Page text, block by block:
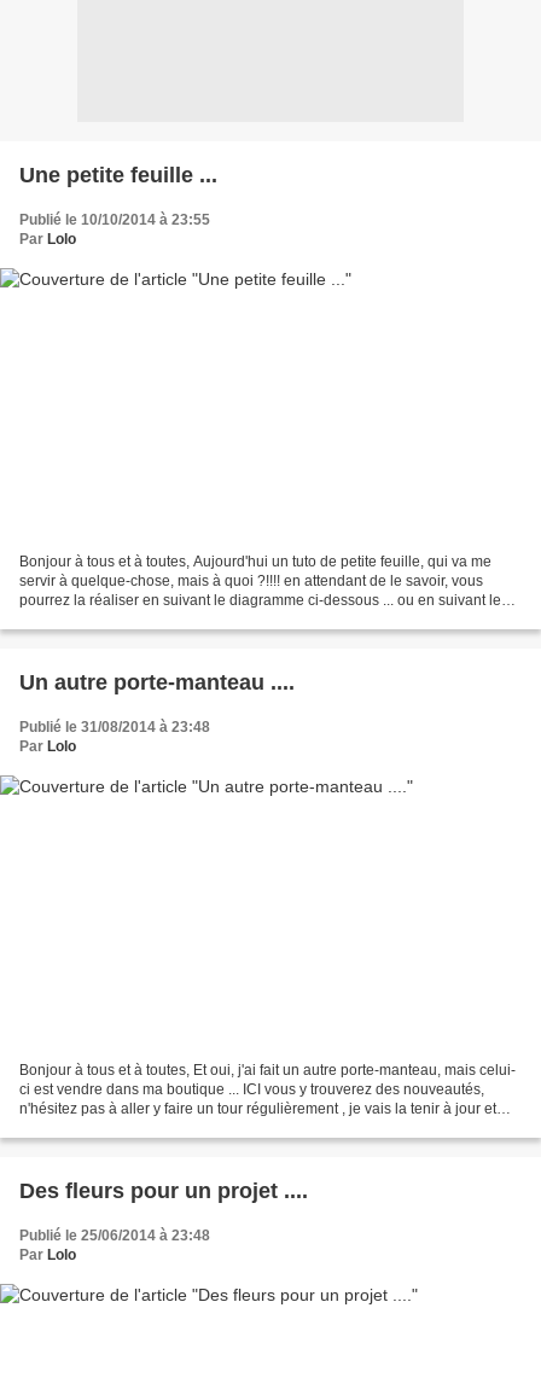
Une petite feuille ...
Publié le 10/10/2014 à 23:55
Par Lolo
Bonjour à tous et à toutes, Aujourd'hui un tuto de petite feuille, qui va me
servir à quelque-chose, mais à quoi ?!!!! en attendant de le savoir, vous
pourrez la réaliser en suivant le diagramme ci-dessous ... ou en suivant les
Un autre porte-manteau ....
Publié le 31/08/2014 à 23:48
Par Lolo
Bonjour à tous et à toutes, Et oui, j'ai fait un autre porte-manteau, mais celui-
ci est vendre dans ma boutique ... ICI vous y trouverez des nouveautés,
n'hésitez pas à aller y faire un tour régulièrement , je vais la tenir à jour et
Des fleurs pour un projet ....
Publié le 25/06/2014 à 23:48
Par Lolo